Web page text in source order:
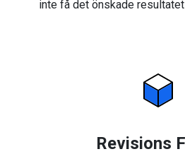
inte få det önskade
Revisions